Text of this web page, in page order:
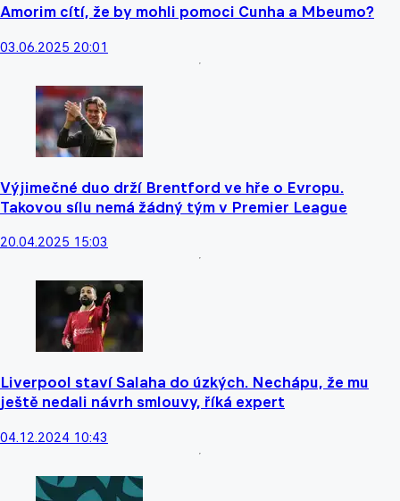
Amorim cítí, že by mohli pomoci Cunha a Mbeumo?
03.06.2025 20:01
Výjimečné duo drží Brentford ve hře o Evropu.
Takovou sílu nemá žádný tým v Premier League
20.04.2025 15:03
Liverpool staví Salaha do úzkých. Nechápu, že mu
ještě nedali návrh smlouvy, říká expert
04.12.2024 10:43